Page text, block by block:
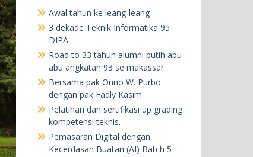
Awal tahun ke leang-leang
3 dekade Teknik Informatika 95
DIPA
Road to 33 tahun alumni putih abu-
abu angkatan 93 se makassar
Bersama pak Onno W. Purbo
dengan pak Fadly Kasim
Pelatihan dan sertifikasi up grading
kompetensi teknis.
Pemasaran Digital dengan
Kecerdasan Buatan (AI) Batch 5